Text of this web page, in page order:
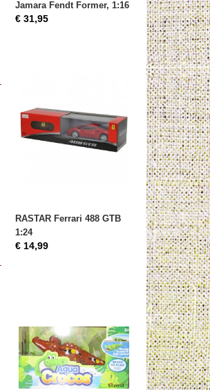
Jamara Fendt Former, 1:16
€ 31,95
RASTAR Ferrari 488 GTB
1:24
€ 14,99